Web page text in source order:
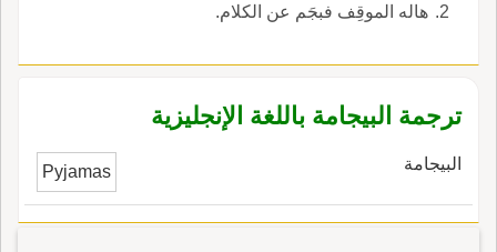
هاله الموقِف فبجَم عن الكلام.
ترجمة البيجامة باللغة الإنجليزية
البيجامة Pyjamas